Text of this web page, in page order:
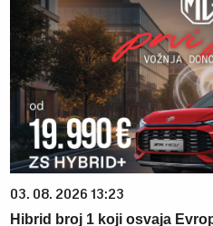
03. 08. 2026 13:23
Hibrid broj 1 koji osvaja